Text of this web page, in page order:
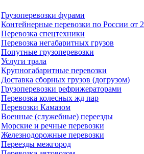
Грузоперевозки фурами
Контейнерные перевозки по России от
Перевозка спецтехники
Перевозка негабаритных грузов
Попутные грузоперевозки
Услуги трала
Крупногабаритные перевозки
Доставка сборных грузов (догрузом)
Грузоперевозки рефрижераторами
Перевозка колесных жд пар
Перевозки Камазом
Военные (служебные) переезды
Морские и речные перевозки
Железнодорожные перевозки
Переезды межгород